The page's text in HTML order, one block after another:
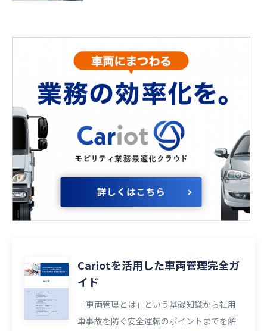
Cariotを活用した車両管理完全ガ
イド
「車両管理とは」という基礎知識から社用
車事故を防ぐ安全運転のポイントまでを解